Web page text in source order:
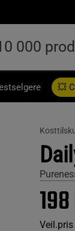
💥
Veil.pris